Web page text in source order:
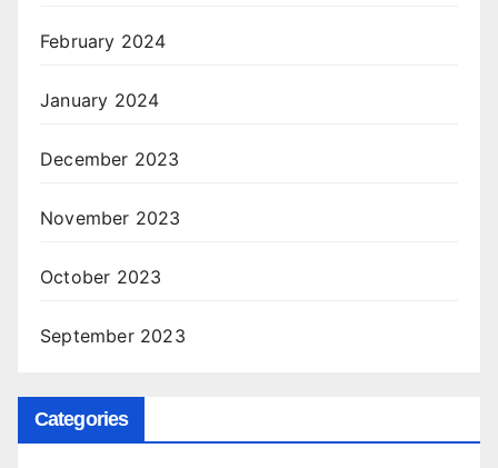
February 2024
January 2024
December 2023
November 2023
October 2023
September 2023
Categories